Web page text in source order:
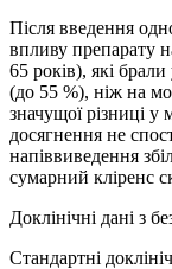
Після введення
впливу препарату
65 років), які
(до 55 %), ніж на
значущої різниці у
досягнення не
напіввиведення
сумарний кліренс
Доклінічні дані з
Стандартні